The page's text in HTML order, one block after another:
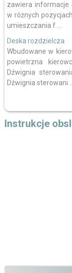
zawiera informacje
w różnych
umieszczania f ...
Deska rozdzielcza
Wbudowane w
powietrzna
Dźwignia
Dźwignia sterowani ...
Instrukcje